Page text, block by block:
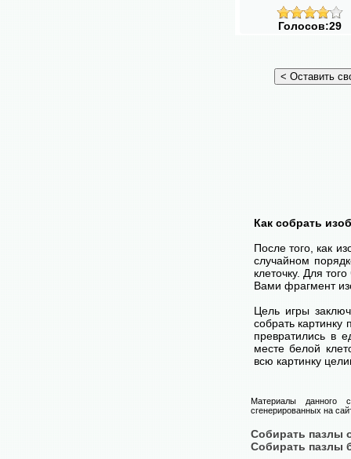
Голосов:29
Как собрать
После того, как
случайном
клеточку. Для
Вами фрагмент
Цель игры
собрать
превратились в
месте белой
всю картинку
Материалы данного
сгенерированных на
Собирать пазлы
Собирать пазлы